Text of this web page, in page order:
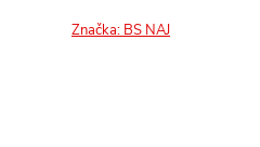
Značka: BS NAJ